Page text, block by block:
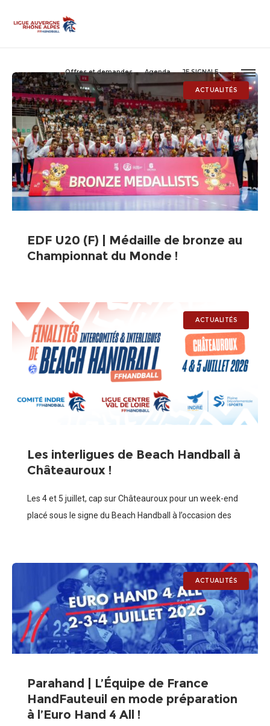
Offres et demandes Agenda JE SIGNALE
ACTUALITÉS
EDF U20 (F) | Médaille de bronze au
Championnat du Monde !
ACTUALITÉS
Les interligues de Beach Handball à
Châteauroux !
Les 4 et 5 juillet, cap sur Châteauroux pour un week-end
placé sous le signe du Beach Handball à l’occasion des
ACTUALITÉS
Parahand | L’Équipe de France
HandFauteuil en mode préparation
à l’Euro Hand 4 All !